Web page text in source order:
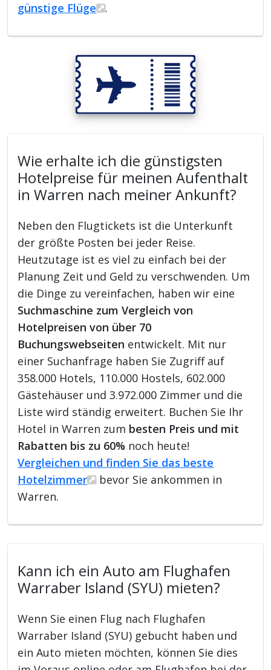
günstige Flüge
.
Wie erhalte ich die günstigsten
Hotelpreise für meinen Aufenthalt
in Warren nach meiner Ankunft?
Neben den Flugtickets ist die Unterkunft
der größte Posten bei jeder Reise.
Heutzutage ist es viel zu einfach bei der
Planung Zeit und Geld zu verschwenden. Um
die Dinge zu vereinfachen, haben wir eine
Suchmaschine zum Vergleich von
Hotelpreisen von über 70
Buchungswebseiten entwickelt. Mit nur
einer Suchanfrage haben Sie Zugriff auf
358.000 Hotels, 110.000 Hostels, 602.000
Gästehäuser und 3.972.000 Zimmer und die
Liste wird ständig erweitert. Buchen Sie Ihr
Hotel in Warren zum besten Preis und mit
Rabatten bis zu 60% noch heute!
Vergleichen und finden Sie das beste
Hotelzimmer
bevor Sie ankommen in
Warren.
Kann ich ein Auto am Flughafen
Warraber Island (SYU) mieten?
Wenn Sie einen Flug nach Flughafen
Warraber Island (SYU) gebucht haben und
ein Auto mieten möchten, können Sie dies